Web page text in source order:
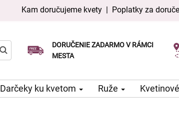
Kam doručujeme kvety | Poplatky za
DORUČENIE ZADARMO V RÁMCI
MESTA
Darčeky ku kvetom Ruže